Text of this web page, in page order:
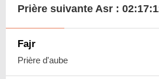
Prière suivante Asr :
Fajr
Prière d'aube